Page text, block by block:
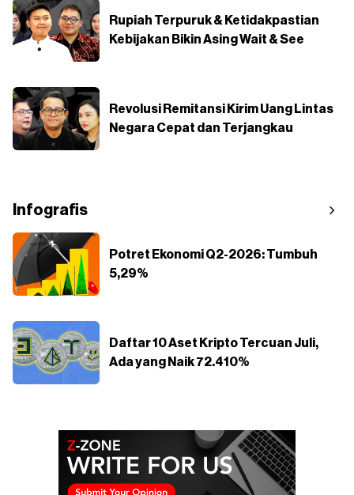
Rupiah Terpuruk & Ketidakpastian
Kebijakan Bikin Asing Wait & See
Revolusi Remitansi Kirim Uang Lintas
Negara Cepat dan Terjangkau
Infografis
Potret Ekonomi Q2-2026: Tumbuh
5,29%
Daftar 10 Aset Kripto Tercuan Juli,
Ada yang Naik 72.410%